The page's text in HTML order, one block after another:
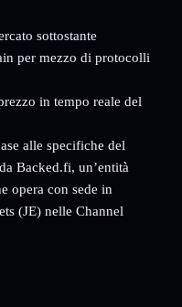
sottostante
per mezzo di protocolli
in tempo reale del
alle specifiche del
Backed.fi, un’entità
opera con sede in
(JE) nelle Channel